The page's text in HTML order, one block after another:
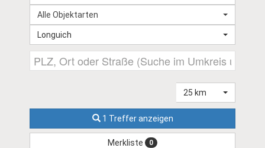
Alle Objektarten
Longuich
25 km
1 Treffer anzeigen
Merkliste 0